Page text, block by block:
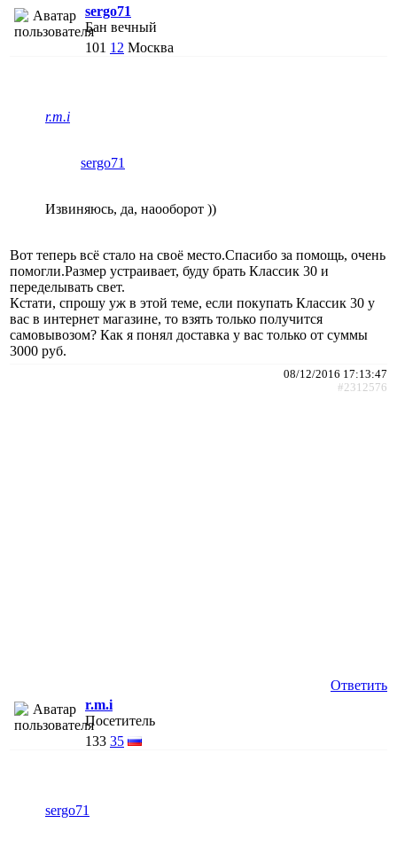
sergo71
Бан вечный
101 12 Москва
r.m.i
sergo71
Извиняюсь, да, наооборот ))
Вот теперь всё стало на своё место.Спасибо за помощь, очень
помогли.Размер устраивает, буду брать Классик 30 и
переделывать свет.
Кстати, спрошу уж в этой теме, если покупать Классик 30 у
вас в интернет магазине, то взять только получится
самовывозом? Как я понял доставка у вас только от суммы
3000 руб.
08/12/2016 17:13:47
#2312576
Ответить
r.m.i
Посетитель
133 35
sergo71